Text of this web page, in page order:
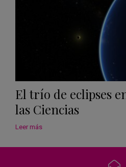
El trío de eclipses
las Ciencias
Leer más